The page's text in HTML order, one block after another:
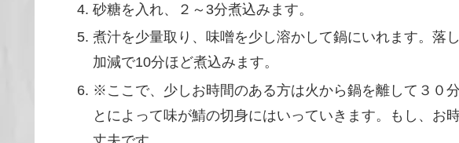
砂糖を入れ、２～3分煮込みます。
煮汁を少量取り、味噌を少し溶かして鍋にいれます。落
加減で10分ほど煮込みます。
※ここで、少しお時間のある方は火から鍋を離して３０
とによって味が鯖の切身にはいっていきます。もし、お